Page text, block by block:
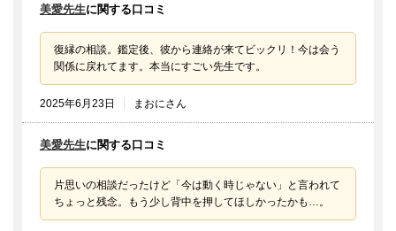
美愛先生に関する口コミ
復縁の相談。鑑定後、彼から連絡が来てビックリ！今は会う
関係に戻れてます。本当にすごい先生です。
2025年6月23日 まおにさん
美愛先生に関する口コミ
片思いの相談だったけど「今は動く時じゃない」と言われて
ちょっと残念。もう少し背中を押してほしかったかも…。